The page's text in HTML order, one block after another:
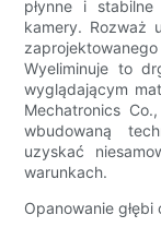
płynne i
kamery. Rozważ
Wyeliminuje to
wyglądającym
Mechatronics
wbudowaną
uzyskać
warunkach.
Opanowanie głębi